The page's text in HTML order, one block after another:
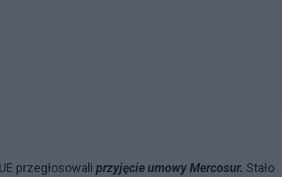
przegłosowali przyjęcie umowy Mercosur. Stało